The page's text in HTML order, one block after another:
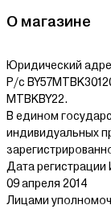
О магазине
Юридический
Р/с
MTBKBY22.
В едином
индивидуальных
Дата регистрации
09 апреля 2014
Лицами